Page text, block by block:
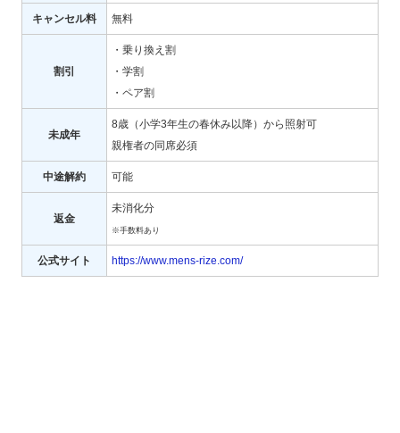
キャンセル料 無料
割引
・乗り換え割
・学割
・ペア割
未成年
8歳（小学3年生の春休み以降）から照射可
親権者の同席必須
中途解約 可能
返金
未消化分
※手数料あり
公式サイト https://www.mens-rize.com/